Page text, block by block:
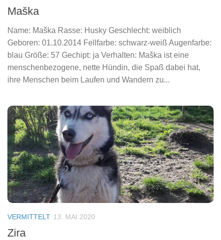
Maška
Name: Maška Rasse: Husky Geschlecht: weiblich
Geboren: 01.10.2014 Fellfarbe: schwarz-weiß Augenfarbe:
blau Größe: 57 Gechipt: ja Verhalten: Maška ist eine
menschenbezogene, nette Hündin, die Spaß dabei hat,
ihre Menschen beim Laufen und Wandern zu...
VERMITTELT 13. MAI 2020
Zira